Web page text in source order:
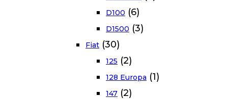
D100 (6)
D1500 (3)
Fiat (30)
125 (2)
128 Europa (1)
147 (2)